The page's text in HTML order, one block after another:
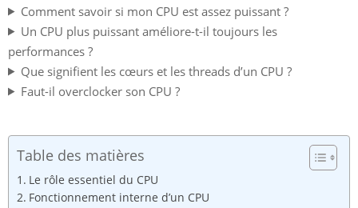
Comment savoir si mon CPU est assez puissant ?
Un CPU plus puissant améliore-t-il toujours les
performances ?
Que signifient les cœurs et les threads d’un CPU ?
Faut-il overclocker son CPU ?
Table des matières
Le rôle essentiel du CPU
Fonctionnement interne d’un CPU